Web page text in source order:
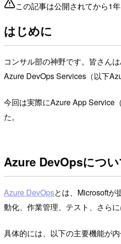
この記事は公開されてから1
はじめに
コンサル部の神野です。皆さん
Azure DevOps Services（以下
今回は実際にAzure App Service
た。
Azure DevOpsについ
Azure DevOpsとは、Microsoftが
動化、作業管理、テスト、さら
具体的には、以下の主要機能が内